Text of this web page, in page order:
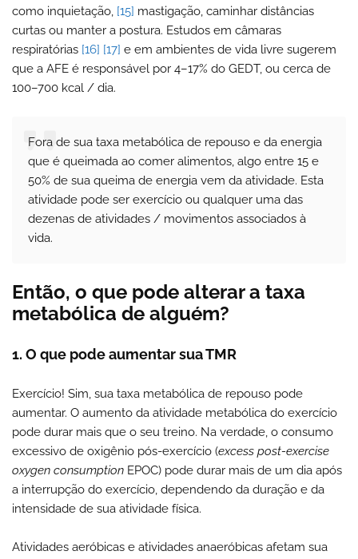
como inquietação, [15] mastigação, caminhar distâncias
curtas ou manter a postura. Estudos em câmaras
respiratórias [16] [17] e em ambientes de vida livre sugerem
que a AFE é responsável por 4–17% do GEDT, ou cerca de
100–700 kcal / dia.
Fora de sua taxa metabólica de repouso e da energia
que é queimada ao comer alimentos, algo entre 15 e
50% de sua queima de energia vem da atividade. Esta
atividade pode ser exercício ou qualquer uma das
dezenas de atividades / movimentos associados à
vida.
Então, o que pode alterar a taxa
metabólica de alguém?
1. O que pode aumentar sua TMR
Exercício! Sim, sua taxa metabólica de repouso pode
aumentar. O aumento da atividade metabólica do exercício
pode durar mais que o seu treino. Na verdade, o consumo
excessivo de oxigênio pós-exercício (excess post-exercise
oxygen consumption EPOC) pode durar mais de um dia após
a interrupção do exercício, dependendo da duração e da
intensidade de sua atividade física.
Atividades aeróbicas e atividades anaeróbicas afetam sua